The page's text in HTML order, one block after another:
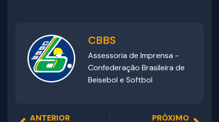
CBBS
Assessoria de Imprensa -
Confederação Brasileira de
Beisebol e Softbol
ANTERIOR PRÓXIMO